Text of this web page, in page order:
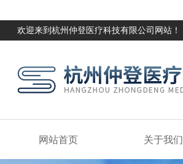
欢迎来到杭州仲登医疗科技有限公司网站！
网站首页 关于我们